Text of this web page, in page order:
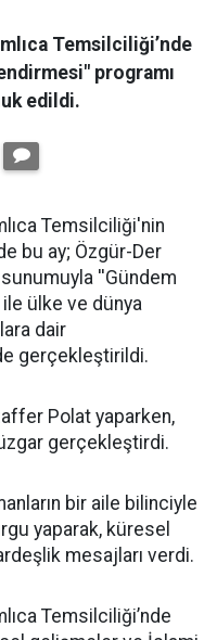
Temsilciliği’nde
programı
edildi.
Temsilciliği'nin
bu ay; Özgür-Der
sunumuyla ''Gündem
ile ülke ve dünya
dair
gerçekleştirildi.
Polat yaparken,
gerçekleştirdi.
bir aile bilinciyle
yaparak, küresel
mesajları verdi.
Temsilciliği’nde